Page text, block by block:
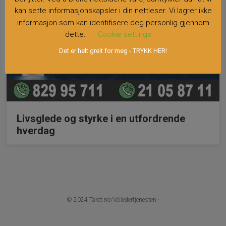
Livsglede og styrke i en utfordrende
hverdag
© 2024 Tarot.no/Veiledertjenesten ·
kan sette informasjonskapsler i din nettleser. Vi lagrer ikke
informasjon som kan identifisere deg personlig gjennom
dette.
Cookie settings
Det er helt greit for meg - TRYKK HER!